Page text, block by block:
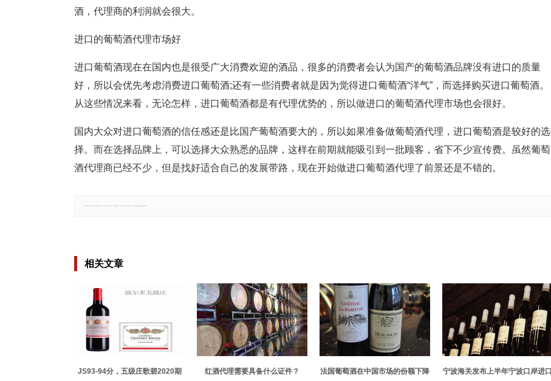
酒，代理商的利润就会很大。
进口的葡萄酒代理市场好
进口葡萄酒现在在国内也是很受广大消费欢迎的酒品，很多的消费者会认为国产的葡萄酒品牌没有进口的质量
好，所以会优先考虑消费进口葡萄酒;还有一些消费者就是因为觉得进口葡萄酒“洋气”，而选择购买进口葡萄酒。
从这些情况来看，无论怎样，进口葡萄酒都是有代理优势的，所以做进口的葡萄酒代理市场也会很好。
国内大众对进口葡萄酒的信任感还是比国产葡萄酒要大的，所以如果准备做葡萄酒代理，进口葡萄酒是较好的选
择。而在选择品牌上，可以选择大众熟悉的品牌，这样在前期就能吸引到一批顾客，省下不少宣传费。虽然葡萄
酒代理商已经不少，但是找好适合自己的发展带路，现在开始做进口葡萄酒代理了前景还是不错的。
相关文章
JS93-94分，五级庄歌碧2020期
红酒代理需要具备什么证件？ 法国葡萄酒在中国市场的份额下降
宁波海关发布上半年宁波口岸进口